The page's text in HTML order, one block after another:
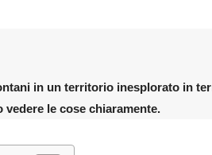
in un territorio inesplorato in
vedere le cose chiaramente.